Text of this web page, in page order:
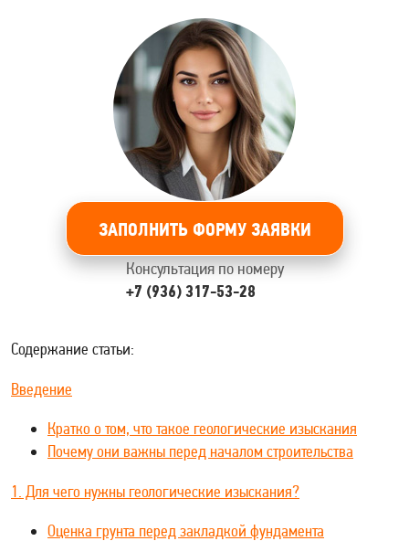
ЗАПОЛНИТЬ ФОРМУ ЗАЯВКИ
Консультация по номеру
+7 (936) 317-53-28
Содержание статьи:
Введение
Кратко о том, что такое геологические изыскания
Почему они важны перед началом строительства
1. Для чего нужны геологические изыскания?
Оценка грунта перед закладкой фундамента